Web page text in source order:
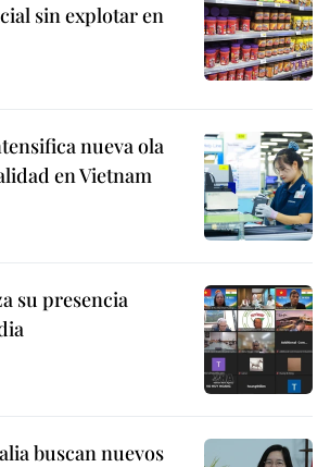
sin explotar en
nueva ola
en Vietnam
su presencia
buscan nuevos